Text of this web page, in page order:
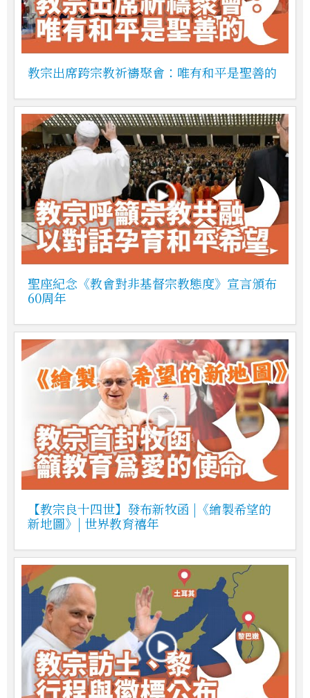
教宗出席跨宗教祈禱聚會：唯有和平是聖善的
聖座紀念《教會對非基督宗教態度》宣言頒布
60周年
【教宗良十四世】發布新牧函 |《繪製希望的
新地圖》| 世界教育禧年